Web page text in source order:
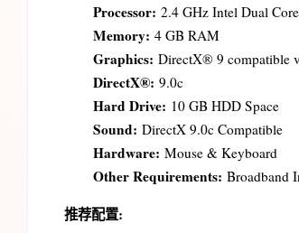
Processor: 2.4 GHz Intel Dual
Memory: 4 GB RAM
Graphics: DirectX® 9 compatible
DirectX®: 9.0c
Hard Drive: 10 GB HDD Space
Sound: DirectX 9.0c Compatible
Hardware: Mouse & Keyboard
Other Requirements: Broadband
推荐配置: